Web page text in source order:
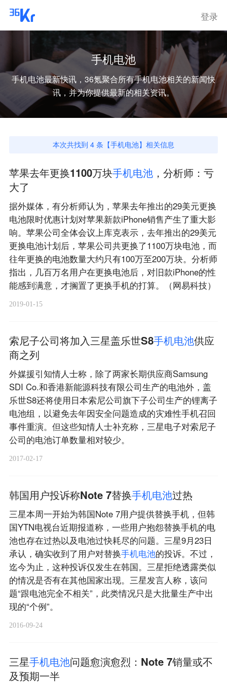
登录
手机电池
手机电池最新快讯，36氪聚合所有手机电池相关的新闻快
讯，并为你提供最新的相关资讯。
本次共找到 4 条【手机电池】相关信息
苹果去年更换1100万块手机电池，分析师：亏
大了
据外媒体，有分析师认为，苹果去年推出的29美元更换
电池限时优惠计划对苹果新款iPhone销售产生了重大影
响。苹果公司全体会议上库克表示，去年推出的29美元
更换电池计划后，苹果公司共更换了1100万块电池，而
往年更换的电池数量大约只有100万至200万块。分析师
指出，几百万名用户在更换电池后，对旧款iPhone的性
能感到满意，才搁置了更换手机的打算。（网易科技）
2019-01-15
索尼子公司将加入三星盖乐世S8手机电池供应
商之列
外媒援引知情人士称，除了两家长期供应商Samsung
SDI Co.和香港新能源科技有限公司生产的电池外，盖
乐世S8还将使用日本索尼公司旗下子公司生产的锂离子
电池组，以避免去年因安全问题造成的灾难性手机召回
事件重演。但这些知情人士补充称，三星电子对索尼子
公司的电池订单数量相对较少。
2017-02-17
韩国用户投诉称Note 7替换手机电池过热
三星本周一开始为韩国Note 7用户提供替换手机，但韩
国YTN电视台近期报道称，一些用户抱怨替换手机的电
池也存在过热以及电池过快耗尽的问题。三星9月23日
承认，确实收到了用户对替换手机电池的投诉。不过，
迄今为止，这种投诉仅发生在韩国。三星拒绝透露类似
的情况是否有在其他国家出现。三星发言人称，该问
题“跟电池完全不相关”，此类情况只是大批量生产中出
现的“个例”。
2016-09-24
三星手机电池问题愈演愈烈：Note 7销量或不
及预期一半